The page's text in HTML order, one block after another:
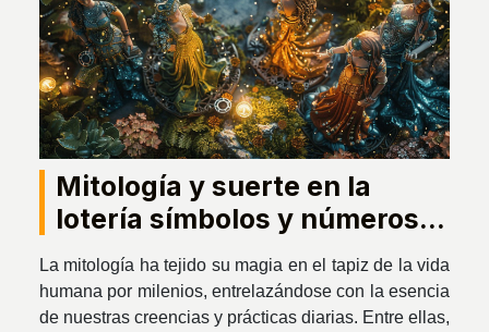
Mitología y suerte en la
lotería símbolos y números
afortunados
La mitología ha tejido su magia en el tapiz de la vida
humana por milenios, entrelazándose con la esencia
de nuestras creencias y prácticas diarias. Entre ellas,